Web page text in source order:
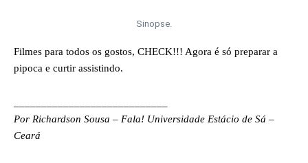
Sinopse.
Filmes para todos os gostos, CHECK!!! Agora é só preparar a
pipoca e curtir assistindo.
Por Richardson Sousa – Fala! Universidade Estácio de Sá –
Ceará